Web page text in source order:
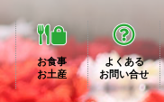
お食事
お土産
よくある
お問い合せ